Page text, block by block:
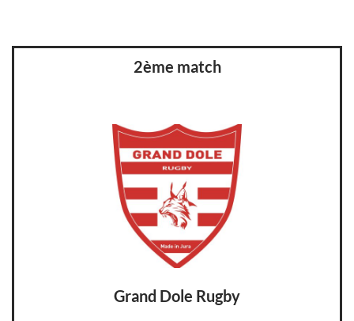
2ème match
Grand Dole Rugby